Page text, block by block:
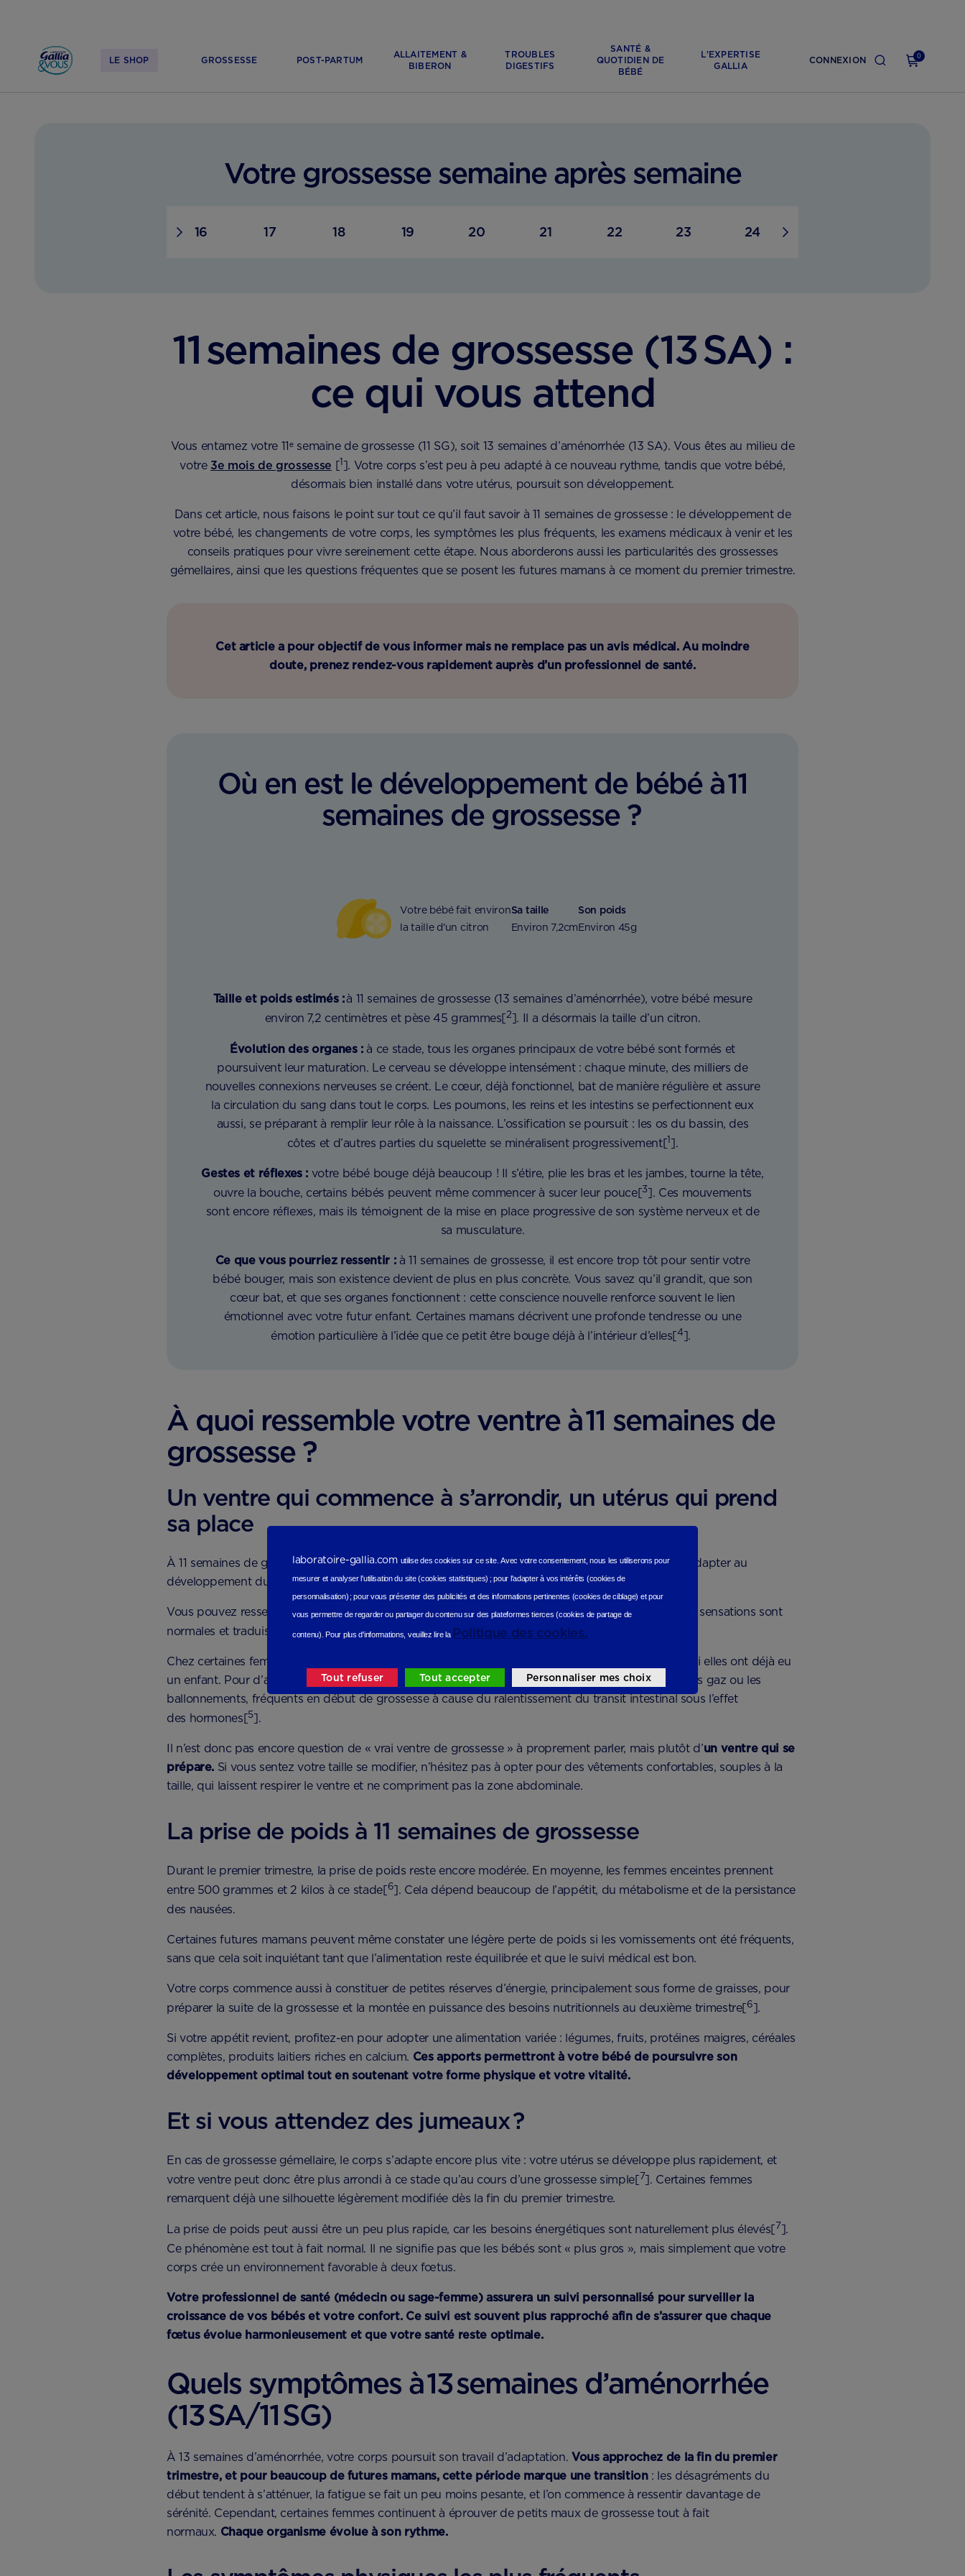
CONNEXION 0
LE SHOP GROSSESSE POST-PARTUM
ALLAITEMENT &
BIBERON
TROUBLES
DIGESTIFS
SANTÉ &
QUOTIDIEN DE
BÉBÉ
L'EXPERTISE
GALLIA
GROSSESSE
Votre grossesse semaine après semaine
16 17 18 19 20 21 22 23 24
11 semaines de grossesse (13 SA) :
ce qui vous attend
Vous entamez votre 11ᵉ semaine de grossesse (11 SG), soit 13 semaines d’aménorrhée (13 SA). Vous êtes au milieu de
votre 3e mois de grossesse [1]. Votre corps s’est peu à peu adapté à ce nouveau rythme, tandis que votre bébé,
désormais bien installé dans votre utérus, poursuit son développement.
Dans cet article, nous faisons le point sur tout ce qu’il faut savoir à 11 semaines de grossesse : le développement de
votre bébé, les changements de votre corps, les symptômes les plus fréquents, les examens médicaux à venir et les
conseils pratiques pour vivre sereinement cette étape. Nous aborderons aussi les particularités des grossesses
gémellaires, ainsi que les questions fréquentes que se posent les futures mamans à ce moment du premier trimestre.
Cet article a pour objectif de vous informer mais ne remplace pas un avis médical. Au moindre
doute, prenez rendez-vous rapidement auprès d’un professionnel de santé.
Où en est le développement de bébé à 11
semaines de grossesse ?
Votre bébé fait environ
la taille d'un citron
Sa taille
Environ 7,2cm
Son poids
Environ 45g
Taille et poids estimés :à 11 semaines de grossesse (13 semaines d’aménorrhée), votre bébé mesure
environ 7,2 centimètres et pèse 45 grammes[2]. Il a désormais la taille d’un citron.
Évolution des organes :à ce stade, tous les organes principaux de votre bébé sont formés et
poursuivent leur maturation. Le cerveau se développe intensément : chaque minute, des milliers de
nouvelles connexions nerveuses se créent. Le cœur, déjà fonctionnel, bat de manière régulière et assure
la circulation du sang dans tout le corps. Les poumons, les reins et les intestins se perfectionnent eux
aussi, se préparant à remplir leur rôle à la naissance. L’ossification se poursuit : les os du bassin, des
côtes et d’autres parties du squelette se minéralisent progressivement[1].
Gestes et réflexes : votre bébé bouge déjà beaucoup ! Il s’étire, plie les bras et les jambes, tourne la tête,
ouvre la bouche, certains bébés peuvent même commencer à sucer leur pouce[3]. Ces mouvements
sont encore réflexes, mais ils témoignent de la mise en place progressive de son système nerveux et de
sa musculature.
Ce que vous pourriez ressentir :à 11 semaines de grossesse, il est encore trop tôt pour sentir votre
bébé bouger, mais son existence devient de plus en plus concrète. Vous savez qu’il grandit, que son
cœur bat, et que ses organes fonctionnent : cette conscience nouvelle renforce souvent le lien
émotionnel avec votre futur enfant. Certaines mamans décrivent une profonde tendresse ou une
émotion particulière à l’idée que ce petit être bouge déjà à l’intérieur d’elles[4].
À quoi ressemble votre ventre à 11 semaines de
grossesse ?
Un ventre qui commence à s’arrondir, un utérus qui prend
sa place
À 11 semaines de grossesse (13 semaines d’aménorrhée), votre utérus continue de grandir pour s’adapter au
développement du fœtus.
Vous pouvez ressentir une sensation de tiraillement ou de légères tensions dans le bas-ventre : ces sensations sont
normales et traduisent l’étirement progressif des ligaments utérins[ ].
Chez certaines femmes, le ventre commence à s’arrondir légèrement, surtout en fin de journée ou si elles ont déjà eu
un enfant. Pour d’autres, il reste encore discret. Ce petit gonflement peut aussi être accentué par les gaz ou les
ballonnements, fréquents en début de grossesse à cause du ralentissement du transit intestinal sous l’effet
des hormones[5].
Il n’est donc pas encore question de « vrai ventre de grossesse » à proprement parler, mais plutôt d’un ventre qui se
prépare. Si vous sentez votre taille se modifier, n’hésitez pas à opter pour des vêtements confortables, souples à la
taille, qui laissent respirer le ventre et ne compriment pas la zone abdominale.
La prise de poids à 11 semaines de grossesse
Durant le premier trimestre, la prise de poids reste encore modérée. En moyenne, les femmes enceintes prennent
entre 500 grammes et 2 kilos à ce stade[6]. Cela dépend beaucoup de l’appétit, du métabolisme et de la persistance
des nausées.
Certaines futures mamans peuvent même constater une légère perte de poids si les vomissements ont été fréquents,
sans que cela soit inquiétant tant que l’alimentation reste équilibrée et que le suivi médical est bon.
Votre corps commence aussi à constituer de petites réserves d’énergie, principalement sous forme de graisses, pour
préparer la suite de la grossesse et la montée en puissance des besoins nutritionnels au deuxième trimestre[6].
Si votre appétit revient, profitez-en pour adopter une alimentation variée : légumes, fruits, protéines maigres, céréales
complètes, produits laitiers riches en calcium. Ces apports permettront à votre bébé de poursuivre son
développement optimal tout en soutenant votre forme physique et votre vitalité.
Et si vous attendez des jumeaux ?
En cas de grossesse gémellaire, le corps s’adapte encore plus vite : votre utérus se développe plus rapidement, et
votre ventre peut donc être plus arrondi à ce stade qu’au cours d’une grossesse simple[7]. Certaines femmes
remarquent déjà une silhouette légèrement modifiée dès la fin du premier trimestre.
La prise de poids peut aussi être un peu plus rapide, car les besoins énergétiques sont naturellement plus élevés[7].
Ce phénomène est tout à fait normal. Il ne signifie pas que les bébés sont « plus gros », mais simplement que votre
corps crée un environnement favorable à deux fœtus.
Votre professionnel de santé (médecin ou sage-femme) assurera un suivi personnalisé pour surveiller la
croissance de vos bébés et votre confort. Ce suivi est souvent plus rapproché afin de s’assurer que chaque
fœtus évolue harmonieusement et que votre santé reste optimale.
Quels symptômes à 13 semaines d’aménorrhée
(13 SA/11 SG)
À 13 semaines d’aménorrhée, votre corps poursuit son travail d’adaptation. Vous approchez de la fin du premier
trimestre, et pour beaucoup de futures mamans, cette période marque une transition: les désagréments du
début tendent à s’atténuer, la fatigue se fait un peu moins pesante, et l’on commence à ressentir davantage de
sérénité. Cependant, certaines femmes continuent à éprouver de petits maux de grossesse tout à fait
normaux. Chaque organisme évolue à son rythme.
laboratoire-gallia.com utilise des cookies sur ce site.Avec votre consentement, nous les utiliseronspour
mesurer et analyser l'utilisation du site (cookies statistiques) ;pour l'adapter à vos intérêts (cookies de
personnalisation) ;pour vous présenter des publicités et des informations pertinentes (cookies de ciblage) et pour
vous permettre de regarder ou partager du contenu sur des plateformes tierces (cookies de partage de
contenu). Pour plus d'informations, veuillez lire la Politique des cookies.
Tout refuser Tout accepter Personnaliser mes choix